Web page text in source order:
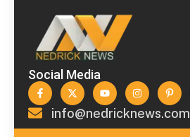
Social Media
info@nedricknews.com